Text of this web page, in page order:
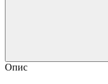
Опис